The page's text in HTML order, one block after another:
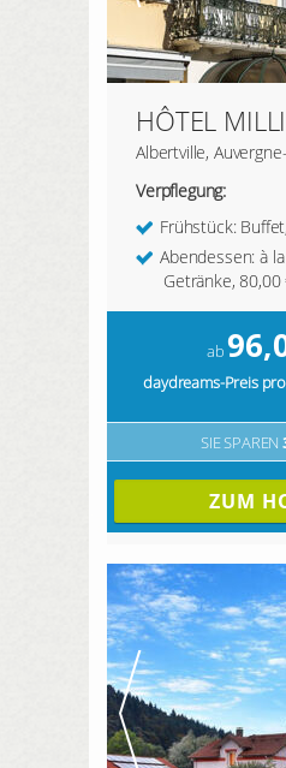
HÔTEL
Albertville,
Verpflegung:
Frühstück:
Abendessen: à
Getränke, 80,00
ab
daydreams-Preis
SIE SPAREN
ZUM